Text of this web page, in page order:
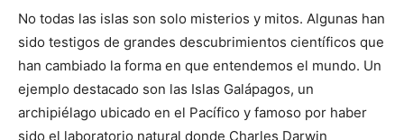
No todas las islas son solo misterios y mitos. Algunas han
sido testigos de grandes descubrimientos científicos que
han cambiado la forma en que entendemos el mundo. Un
ejemplo destacado son las Islas Galápagos, un
archipiélago ubicado en el Pacífico y famoso por haber
sido el laboratorio natural donde Charles Darwin